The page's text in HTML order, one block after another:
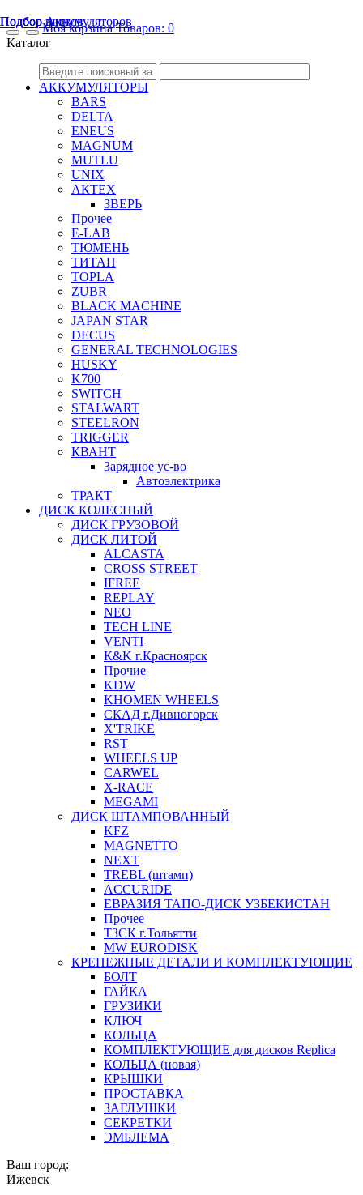
Mоя корзина Товаров: 0
Каталог
АККУМУЛЯТОРЫ
BARS
DELTA
ENEUS
MAGNUM
MUTLU
UNIX
АКТЕХ
ЗВЕРЬ
Прочее
E-LAB
ТЮМЕНЬ
ТИТАН
TOPLA
ZUBR
BLACK MACHINE
JAPAN STAR
DECUS
GENERAL TECHNOLOGIES
HUSKY
K700
SWITCH
STALWART
STEELRON
TRIGGER
КВАНТ
Зарядное ус-во
Автоэлектрика
ТРАКТ
ДИСК КОЛЕСНЫЙ
ДИСК ГРУЗОВОЙ
ДИСК ЛИТОЙ
ALCASTA
CROSS STREET
IFREE
REPLAY
NEO
TECH LINE
VENTI
К&K г.Красноярск
Прочие
KDW
KHOMEN WHEELS
СКАД г.Дивногорск
X'TRIKE
RST
WHEELS UP
CARWEL
X-RACE
MEGAMI
ДИСК ШТАМПОВАННЫЙ
KFZ
MAGNETTO
NEXT
TREBL (штамп)
ACCURIDE
ЕВРАЗИЯ ТАПО-ДИСК УЗБЕКИСТАН
Прочее
ТЗСК г.Тольятти
MW EURODISK
КРЕПЕЖНЫЕ ДЕТАЛИ И КОМПЛЕКТУЮЩИЕ
БОЛТ
ГАЙКА
ГРУЗИКИ
КЛЮЧ
КОЛЬЦА
КОМПЛЕКТУЮЩИЕ для дисков Replica
КОЛЬЦА (новая)
КРЫШКИ
ПРОСТАВКА
ЗАГЛУШКИ
СЕКРЕТКИ
ЭМБЛЕМА
Ваш город:
Ижевск
Подбор шин
Подбор дисков
Подбор Аккумуляторов